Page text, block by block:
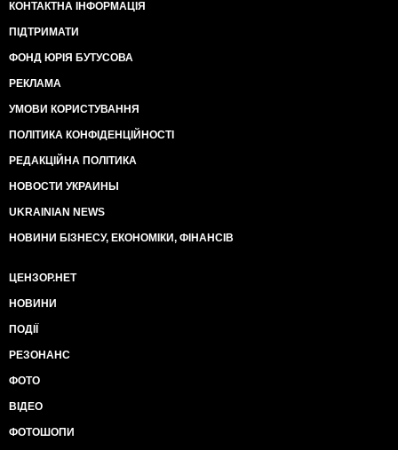
КОНТАКТНА ІНФОРМАЦІЯ
ПІДТРИМАТИ
ФОНД ЮРІЯ БУТУСОВА
РЕКЛАМА
УМОВИ КОРИСТУВАННЯ
ПОЛІТИКА КОНФІДЕНЦІЙНОСТІ
РЕДАКЦІЙНА ПОЛІТИКА
НОВОСТИ УКРАИНЫ
UKRAINIAN NEWS
НОВИНИ БІЗНЕСУ, ЕКОНОМІКИ, ФІНАНСІВ
ЦЕНЗОР.НЕТ
НОВИНИ
ПОДІЇ
РЕЗОНАНС
ФОТО
ВІДЕО
ФОТОШОПИ